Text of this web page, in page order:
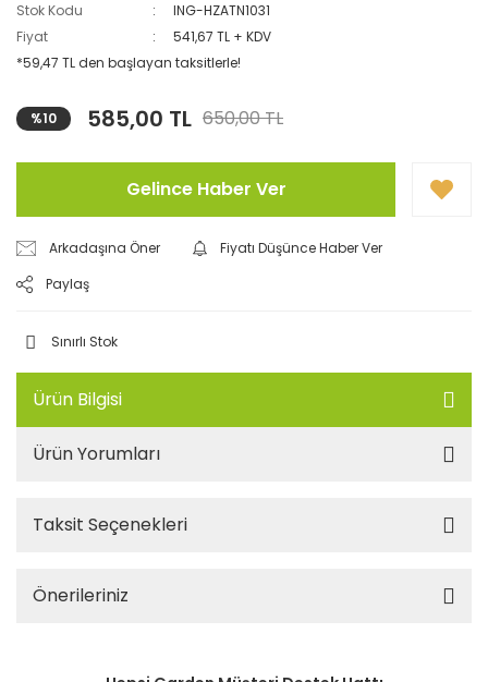
Stok Kodu
ING-HZATN1031
Fiyat
541,67 TL + KDV
*59,47 TL den başlayan taksitlerle!
%10 585,00 TL 650,00 TL
Gelince Haber Ver
Arkadaşına Öner
Fiyatı Düşünce Haber Ver
Paylaş
Sınırlı Stok
Ürün Bilgisi
Ürün Yorumları
Taksit Seçenekleri
Önerileriniz